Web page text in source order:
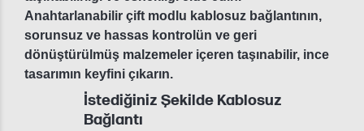
Anahtarlanabilir çift modlu kablosuz bağlantının,
sorunsuz ve hassas kontrolün ve geri
dönüştürülmüş malzemeler içeren taşınabilir, ince
tasarımın keyfini çıkarın.
İstediğiniz Şekilde Kablosuz
Bağlantı